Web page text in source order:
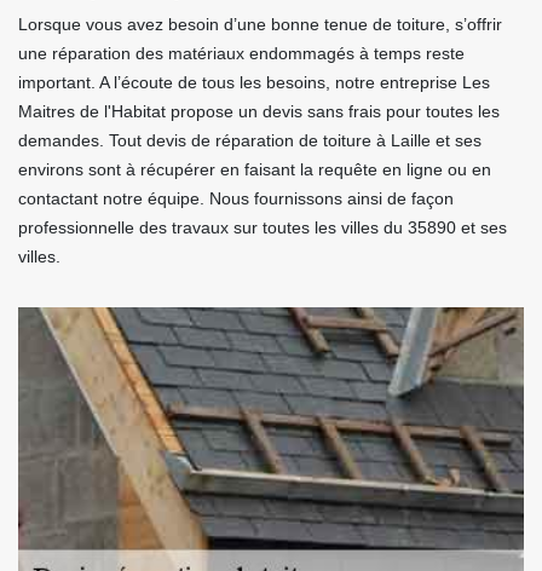
Lorsque vous avez besoin d’une bonne tenue de toiture, s’offrir
une réparation des matériaux endommagés à temps reste
important. A l’écoute de tous les besoins, notre entreprise Les
Maitres de l'Habitat propose un devis sans frais pour toutes les
demandes. Tout devis de réparation de toiture à Laille et ses
environs sont à récupérer en faisant la requête en ligne ou en
contactant notre équipe. Nous fournissons ainsi de façon
professionnelle des travaux sur toutes les villes du 35890 et ses
villes.